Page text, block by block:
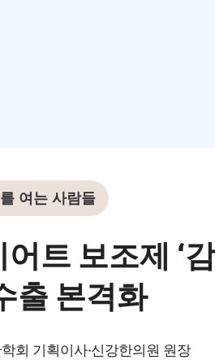
여는 사람들
트 보조제 ‘
출 본격화
회 기획이사·신강한의원 원장